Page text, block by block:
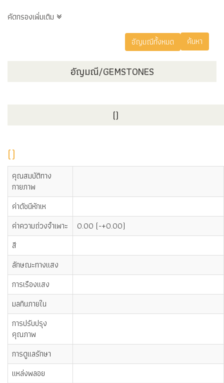
คัดกรองเพิ่มเติม
อัญมณี/GEMSTONES
()
()
คุณสมบัติทาง
กายภาพ
ค่าดัชนีหักเห
ค่าความถ่วงจำเพาะ
0.00 (-+0.00)
สี
ลักษณะทางแสง
การเรืองแสง
มลทินภายใน
การปรับปรุง
คุณภาพ
การดูแลรักษา
แหล่งพลอย